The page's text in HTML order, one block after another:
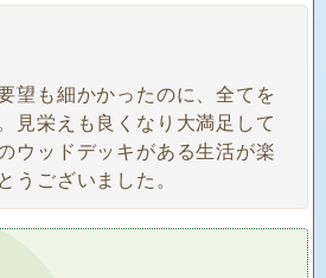
望も細かかったのに、全てを
見栄えも良くなり大満足して
ウッドデッキがある生活が楽
うございました。